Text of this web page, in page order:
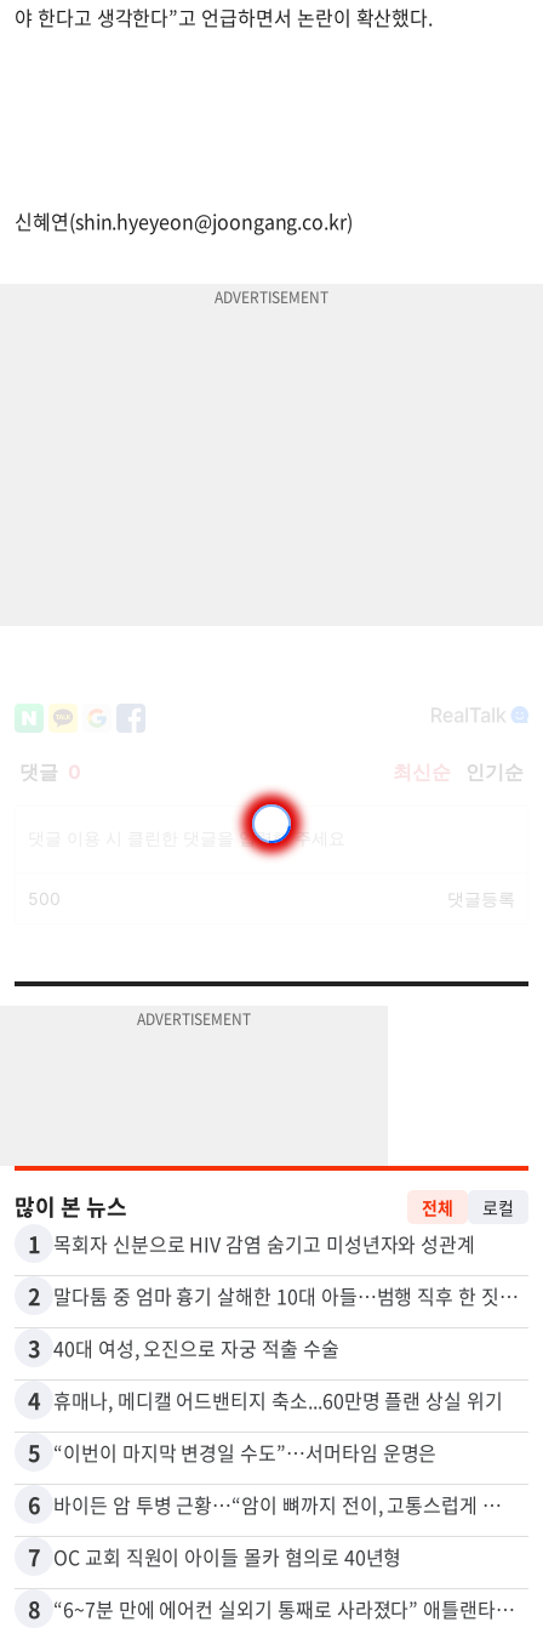
야 한다고 생각한다”고 언급하면서 논란이 확산했다.
신혜연(shin.hyeyeon@joongang.co.kr)
많이 본 뉴스 전체 로컬
1 목회자 신분으로 HIV 감염 숨기고 미성년자와 성관계
2 말다툼 중 엄마 흉기 살해한 10대 아들…범행 직후 한 짓 충격
3 40대 여성, 오진으로 자궁 적출 수술
4 휴매나, 메디캘 어드밴티지 축소...60만명 플랜 상실 위기
5 “이번이 마지막 변경일 수도”…서머타임 운명은
6 바이든 암 투병 근황…“암이 뼈까지 전이, 고통스럽게 투병 중”
7 OC 교회 직원이 아이들 몰카 혐의로 40년형
8 “6~7분 만에 에어컨 실외기 통째로 사라졌다” 애틀랜타서 실외기 도난 급증